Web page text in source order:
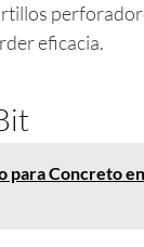
eficacia.
para Concreto